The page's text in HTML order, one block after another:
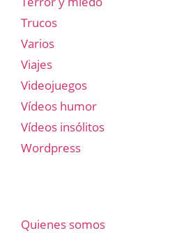
Trucos
Varios
Viajes
Videojuegos
Vídeos humor
Vídeos insólitos
Wordpress
Quienes somos